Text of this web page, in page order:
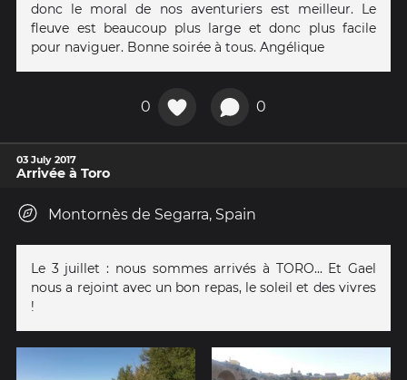
donc le moral de nos aventuriers est meilleur. Le
fleuve est beaucoup plus large et donc plus facile
pour naviguer. Bonne soirée à tous. Angélique
0 0
03 July 2017
Arrivée à Toro
Montornès de Segarra, Spain
Le 3 juillet : nous sommes arrivés à TORO... Et Gael
nous a rejoint avec un bon repas, le soleil et des vivres
!